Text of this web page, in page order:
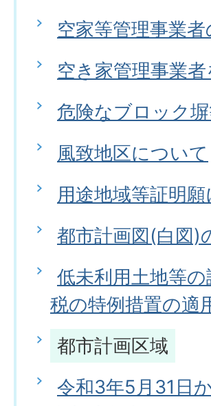
空家等管理事業
空き家管理事業
危険なブロック
風致地区について
用途地域等証明
都市計画図(白図)
低未利用土地等
税の特例措置の適
都市計画区域
令和3年5月31日